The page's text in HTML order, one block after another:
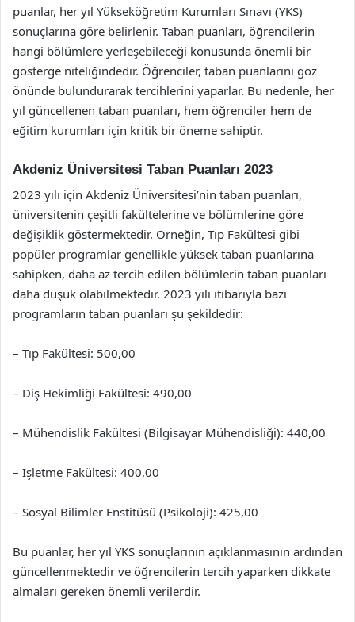
puanlar, her yıl Yükseköğretim Kurumları Sınavı (YKS)
sonuçlarına göre belirlenir. Taban puanları, öğrencilerin
hangi bölümlere yerleşebileceği konusunda önemli bir
gösterge niteliğindedir. Öğrenciler, taban puanlarını göz
önünde bulundurarak tercihlerini yaparlar. Bu nedenle, her
yıl güncellenen taban puanları, hem öğrenciler hem de
eğitim kurumları için kritik bir öneme sahiptir.
Akdeniz Üniversitesi Taban Puanları 2023
2023 yılı için Akdeniz Üniversitesi’nin taban puanları,
üniversitenin çeşitli fakültelerine ve bölümlerine göre
değişiklik göstermektedir. Örneğin, Tıp Fakültesi gibi
popüler programlar genellikle yüksek taban puanlarına
sahipken, daha az tercih edilen bölümlerin taban puanları
daha düşük olabilmektedir. 2023 yılı itibarıyla bazı
programların taban puanları şu şekildedir:
– Tıp Fakültesi: 500,00
– Diş Hekimliği Fakültesi: 490,00
– Mühendislik Fakültesi (Bilgisayar Mühendisliği): 440,00
– İşletme Fakültesi: 400,00
– Sosyal Bilimler Enstitüsü (Psikoloji): 425,00
Bu puanlar, her yıl YKS sonuçlarının açıklanmasının ardından
güncellenmektedir ve öğrencilerin tercih yaparken dikkate
almaları gereken önemli verilerdir.